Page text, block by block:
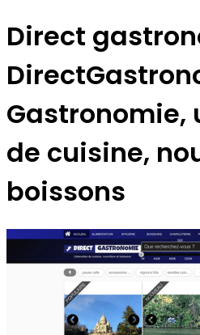
Direct
Gastronomie,
de cuisine,
boissons